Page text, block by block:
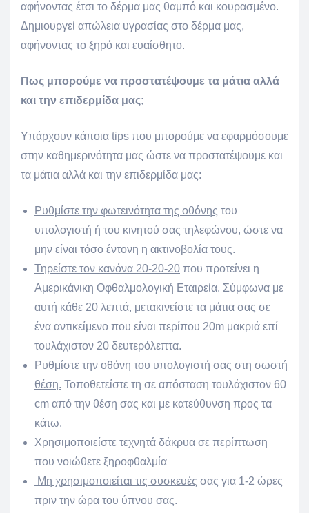
αφήνοντας έτσι το δέρμα μας θαμπό και κουρασμένο.
Δημιουργεί απώλεια υγρασίας στο δέρμα μας,
αφήνοντας το ξηρό και ευαίσθητο.
Πως μπορούμε να προστατέψουμε τα μάτια αλλά
και την επιδερμίδα μας;
Υπάρχουν κάποια tips που μπορούμε να εφαρμόσουμε
στην καθημερινότητα μας ώστε να προστατέψουμε και
τα μάτια αλλά και την επιδερμίδα μας:
Ρυθμίστε την φωτεινότητα της οθόνης του
υπολογιστή ή του κινητού σας τηλεφώνου, ώστε να
μην είναι τόσο έντονη η ακτινοβολία τους.
Τηρείστε τον κανόνα 20-20-20 που προτείνει η
Αμερικάνικη Οφθαλμολογική Εταιρεία. Σύμφωνα με
αυτή κάθε 20 λεπτά, μετακινείστε τα μάτια σας σε
ένα αντικείμενο που είναι περίπου 20m μακριά επί
τουλάχιστον 20 δευτερόλεπτα.
Ρυθμίστε την οθόνη του υπολογιστή σας στη σωστή
θέση. Τοποθετείστε τη σε απόσταση τουλάχιστον 60
cm από την θέση σας και με κατεύθυνση προς τα
κάτω.
Χρησιμοποιείστε τεχνητά δάκρυα σε περίπτωση
που νοιώθετε ξηροφθαλμία
Μη χρησιμοποιείται τις συσκευές σας για 1-2 ώρες
πριν την ώρα του ύπνου σας.